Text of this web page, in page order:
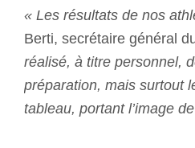
« Les résultats de nos
Berti, secrétaire général
réalisé, à titre personnel,
préparation, mais surtout
tableau, portant l’image